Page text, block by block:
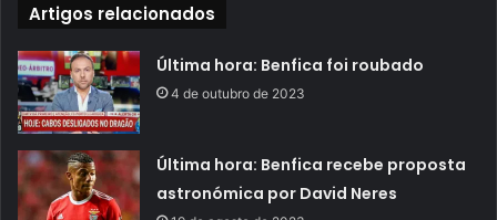
Artigos relacionados
Última hora: Benfica foi roubado
4 de outubro de 2023
Última hora: Benfica recebe proposta
astronómica por David Neres